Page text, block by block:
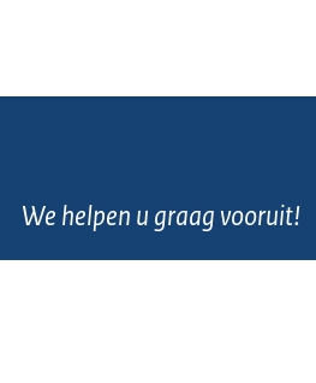
We helpen u graag vooruit!